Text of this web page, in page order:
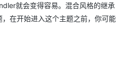
就会变得容易。混合风格的继承
在开始进入这个主题之前，你可能